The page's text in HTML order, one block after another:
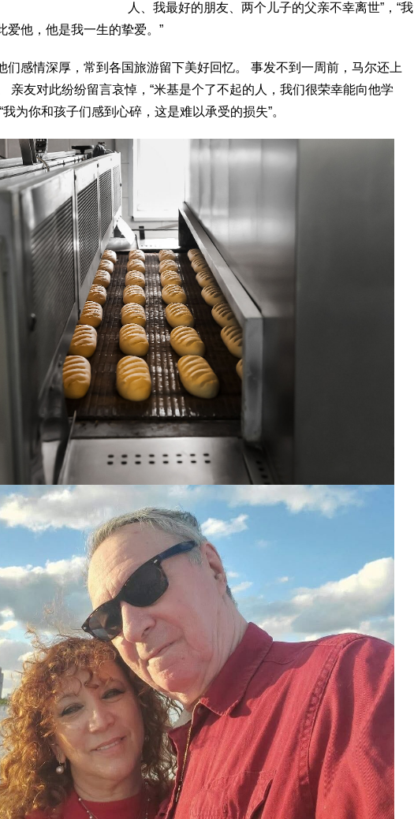
人、我最好的朋友、两个儿子的父亲不幸离世”，“我
爱他，他是我一生的挚爱。”
们感情深厚，常到各国旅游留下美好回忆。 事发不到一周前，马尔还上
亲友对此纷纷留言哀悼，“米基是个了不起的人，我们很荣幸能向他学
为你和孩子们感到心碎，这是难以承受的损失”。